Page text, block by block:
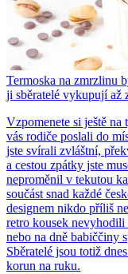
Termoska na zmrzlinu
ji sběratelé vykupují až
Vzpomenete si ještě na
vás rodiče poslali do
jste svírali zvláštní,
a cestou zpátky jste
neproměnil v tekutou
součást snad každé
designem nikdo příliš
retro kousek nevyhodili
nebo na dně babiččiny
Sběratelé jsou totiž
korun na ruku.